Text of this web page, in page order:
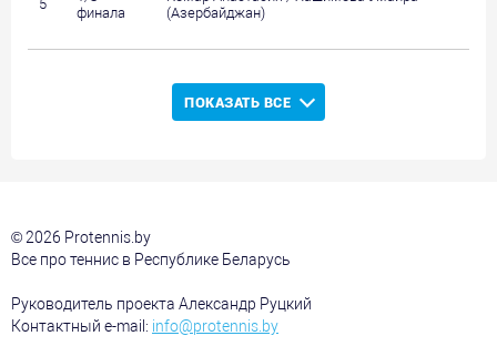
5
финала
(Азербайджан)
ПОКАЗАТЬ ВСЕ
© 2026 Protennis.by
Все про теннис в Республике Беларусь
Руководитель проекта Александр Руцкий
Контактный e-mail: info@protennis.by